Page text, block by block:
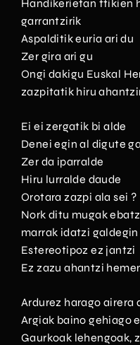
Handikerietan ttikien
garrantzirik
Aspalditik euria ari du
Zer gira ari gu
Ongi dakigu Euskal
zazpitatik hiru
Ei ei zergatik bi alde
Denei egin al digute
Zer da iparralde
Hiru lurralde daude
Orotara zazpi ala sei ?
Nork ditu mugak
marrak idatzi galdegin
Estereotipoz ez jantzi
Ez zazu ahantzi
Ardurez harago airera
Argiak baino gehiago
Gaurkoak lehengoak,